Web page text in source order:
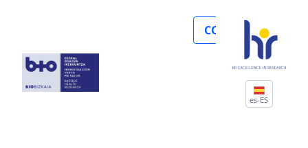
COLABORA
es-ES